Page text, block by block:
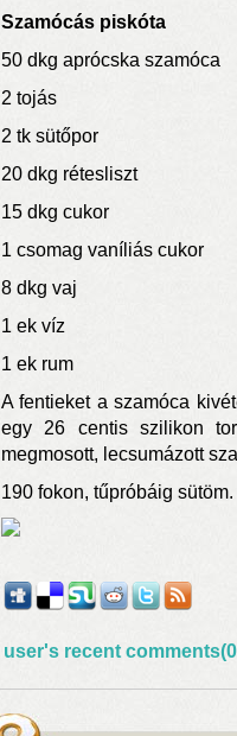
Szamócás piskóta
50 dkg aprócska szamóca
2 tojás
2 tk sütőpor
20 dkg rétesliszt
15 dkg cukor
1 csomag vaníliás cukor
8 dkg vaj
1 ek víz
1 ek rum
A fentieket a szamóca
egy 26 centis szilikon
megmosott, lecsumázott
190 fokon, tűpróbáig sütöm.
user's recent